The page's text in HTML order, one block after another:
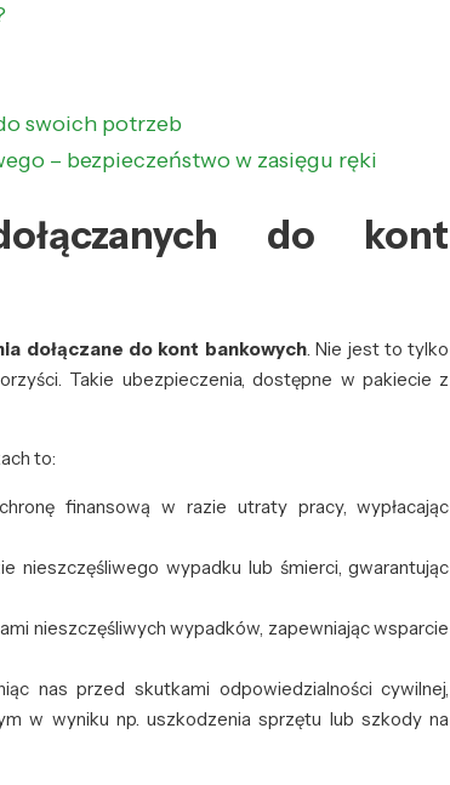
swoich potrzeb
– bezpieczeństwo w zasięgu ręki
do kont
dołączane do kont bankowych. Nie jest to tylko
Takie ubezpieczenia, dostępne w pakiecie z
to:
finansową w razie utraty pracy, wypłacając
nieszczęśliwego wypadku lub śmierci, gwarantując
nieszczęśliwych wypadków, zapewniając wsparcie
nas przed skutkami odpowiedzialności cywilnej,
w wyniku np. uszkodzenia sprzętu lub szkody na